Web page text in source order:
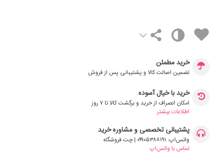
خرید مطمئن
تضمین اصالت کالا و پشتیبانی پس از فروش
خرید با خیال آسوده
امکان انصراف از خرید و برگشت کالا تا ۷ روز
اطلاعات بیشتر
پشتیبانی تخصصی و مشاوره خرید
واتس‌اپ: ۰۹۹۰۵۳۸۸۱۹۱ | چت فروشگاه
تماس با واتس‌اپ